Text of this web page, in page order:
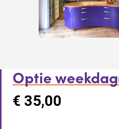
Optie
€ 35,00